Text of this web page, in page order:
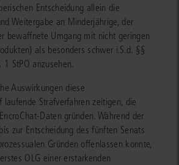
Entscheidung allein die
Weitergabe an Minderjährige, der
bewaffnete Umgang mit nicht geringen
als besonders schwer i.S.d. §§
StPO anzusehen.
Auswirkungen diese
laufende Strafverfahren zeitigen, die
Daten gründen. Während der
zur Entscheidung des fünften Senats
Gründen offenlassen konnte,
OLG einer erstarkenden